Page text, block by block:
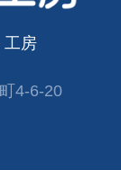
工房
4-6-20